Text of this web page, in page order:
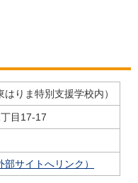
りま特別支援学校内）
目17-17
サイトへリンク）